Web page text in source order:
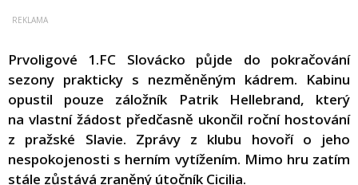
Prvoligové 1.FC Slovácko půjde do pokračování
sezony prakticky s nezměněným kádrem. Kabinu
opustil pouze záložník Patrik Hellebrand, který
na vlastní žádost předčasně ukončil roční hostování
z pražské Slavie. Zprávy z klubu hovoří o jeho
nespokojenosti s herním vytížením. Mimo hru zatím
stále zůstává zraněný útočník Cicilia.